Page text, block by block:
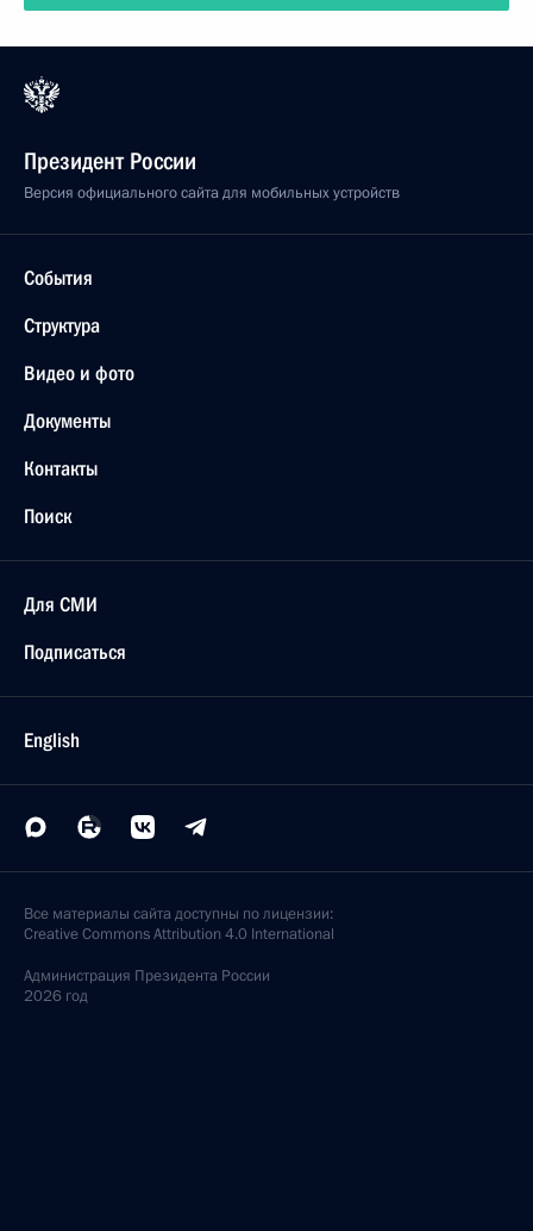
Президент России
Версия официального сайта для мобильных устройств
События
Структура
Видео и фото
Документы
Контакты
Поиск
Для СМИ
Подписаться
English
Все материалы сайта доступны по лицензии:
Creative Commons Attribution 4.0 International
Администрация Президента России
2026 год